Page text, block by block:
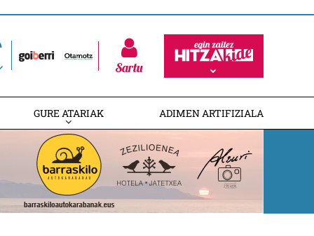
Sartu
GURE ATARIAK ADIMEN ARTIFIZIALA